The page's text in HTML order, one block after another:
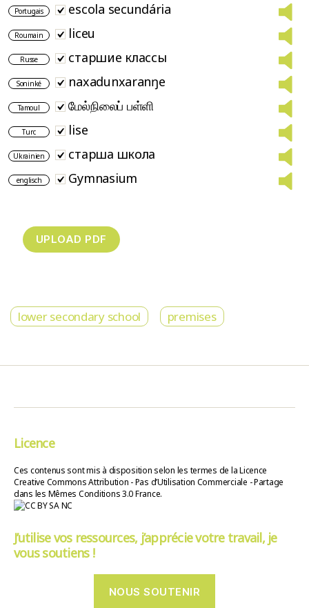
Portugais escola secundária
Roumain liceu
Russe старшие классы
Soninké naxadunxaranŋe
Tamoul மேல்நிலைப் பள்ளி
Turc lise
Ukrainien старша школа
englisch Gymnasium
lower secondary school premises
Licence
Ces contenus sont mis à disposition selon les termes de la Licence
Creative Commons Attribution - Pas d’Utilisation Commerciale - Partage
dans les Mêmes Conditions 3.0 France.
J’utilise vos ressources, j’apprécie votre travail, je
vous soutiens !
NOUS SOUTENIR